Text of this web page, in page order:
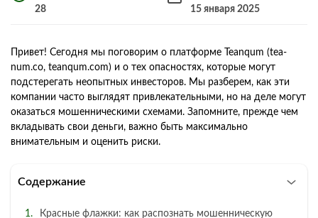
28
15 января 2025
Привет! Сегодня мы поговорим о платформе Teanqum (tea-
num.co, teanqum.com) и о тех опасностях, которые могут
подстерегать неопытных инвесторов. Мы разберем, как эти
компании часто выглядят привлекательными, но на деле могут
оказаться мошенническими схемами. Запомните, прежде чем
вкладывать свои деньги, важно быть максимально
внимательным и оценить риски.
Содержание
Красные флажки: как распознать мошенническую